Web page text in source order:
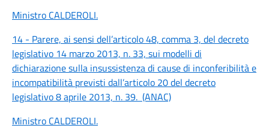
Ministro CALDEROLI.
14 - Parere, ai sensi dell’articolo 48, comma 3, del decreto
legislativo 14 marzo 2013, n. 33, sui modelli di
dichiarazione sulla insussistenza di cause di inconferibilità e
incompatibilità previsti dall’articolo 20 del decreto
legislativo 8 aprile 2013, n. 39. (ANAC)
Ministro CALDEROLI.